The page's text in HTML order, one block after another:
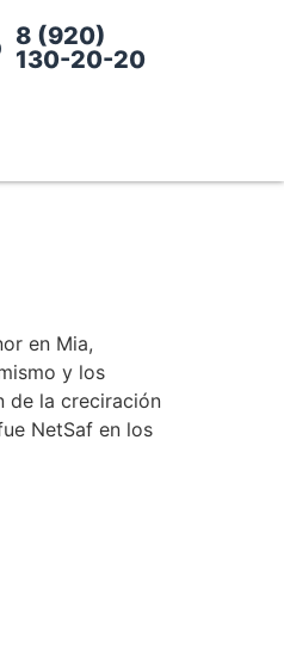
8 (920)
130-20-20
en Mia,
y los
de la creciración
NetSaf en los